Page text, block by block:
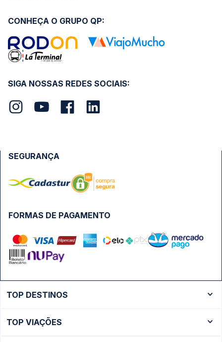
SIGA NOSSAS REDES SOCIAIS:
CONHEÇA O GRUPO QP:
FORMAS DE PAGAMENTO
SEGURANÇA
TOP DESTINOS
Ônibus São Paulo
TOP VIAÇÕES